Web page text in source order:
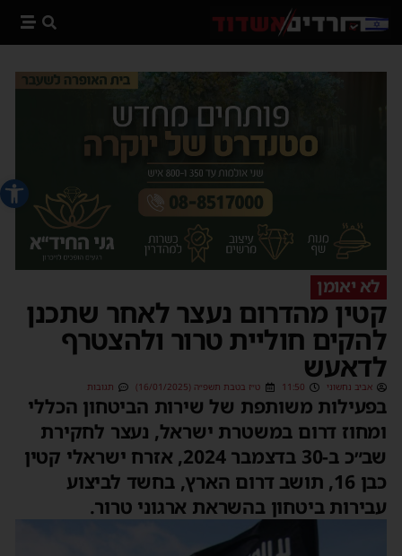
פתח
לא יאומן
קטין מהדרום נעצר לאחר שתכנן
להקים חוליית טרור ולהצטרף
לדאעש
אביב נחשוני 11:50 ט״ז בטבת תשפ״ה (16/01/2025) תגובות
בפעילות משותפת של שירות הביטחון הכללי
ומחוז דרום במשטרת ישראל, נעצר לחקירת
שב״כ ב-30 בדצמבר 2024, אזרח ישראלי קטין
כבן 16, תושב דרום הארץ, בחשד לביצוע
עבירות ביטחון בהשראת ארגוני טרור.